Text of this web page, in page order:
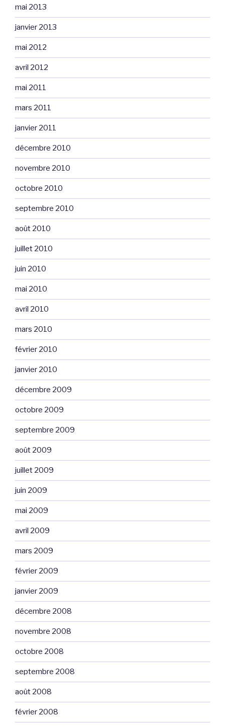
mai 2013
janvier 2013
mai 2012
avril 2012
mai 2011
mars 2011
janvier 2011
décembre 2010
novembre 2010
octobre 2010
septembre 2010
août 2010
juillet 2010
juin 2010
mai 2010
avril 2010
mars 2010
février 2010
janvier 2010
décembre 2009
octobre 2009
septembre 2009
août 2009
juillet 2009
juin 2009
mai 2009
avril 2009
mars 2009
février 2009
janvier 2009
décembre 2008
novembre 2008
octobre 2008
septembre 2008
août 2008
février 2008